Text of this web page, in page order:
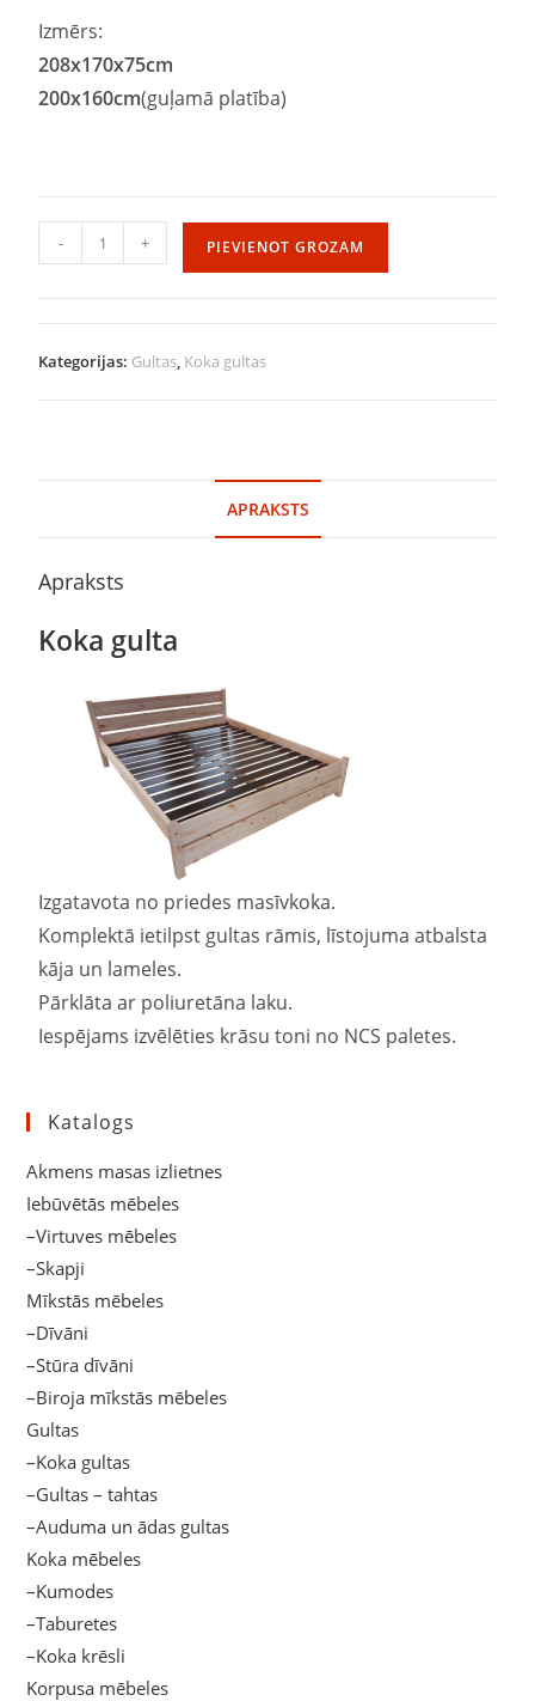
Izmērs:
208x170x75cm
200x160cm(guļamā platība)
- + PIEVIENOT GROZAM
Kategorijas: Gultas, Koka gultas
APRAKSTS
Apraksts
Koka gulta
Izgatavota no priedes masīvkoka.
Komplektā ietilpst gultas rāmis, līstojuma atbalsta
kāja un lameles.
Pārklāta ar poliuretāna laku.
Iespējams izvēlēties krāsu toni no NCS paletes.
Katalogs
Akmens masas izlietnes
Iebūvētās mēbeles
–Virtuves mēbeles
–Skapji
Mīkstās mēbeles
–Dīvāni
–Stūra dīvāni
–Biroja mīkstās mēbeles
Gultas
–Koka gultas
–Gultas – tahtas
–Auduma un ādas gultas
Koka mēbeles
–Kumodes
–Taburetes
–Koka krēsli
Korpusa mēbeles